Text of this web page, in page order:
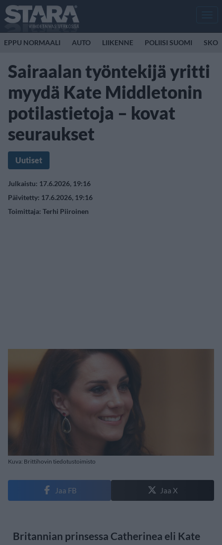
EPPU NORMAALI AUTO LIIKENNE POLIISI SUOMI
Sairaalan työntekijä yritti
myydä Kate Middletonin
potilastietoja – kovat
seuraukset
Uutiset
Julkaistu: 17.6.2026, 19:16
Päivitetty: 17.6.2026, 19:16
Toimittaja: Terhi Piiroinen
Kuva: Brittihovin tiedotustoimisto
Jaa FB Jaa X
Britannian prinsessa Catherinea eli Kate